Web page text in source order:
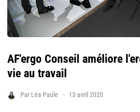
AF'ergo Conseil améliore
vie au travail
Par Léa Paule 13 avril 2020